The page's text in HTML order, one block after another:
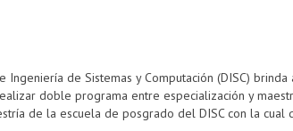
de Sistemas y Computación (DISC)
doble programa entre especialización y
de la escuela de posgrado del DISC con la